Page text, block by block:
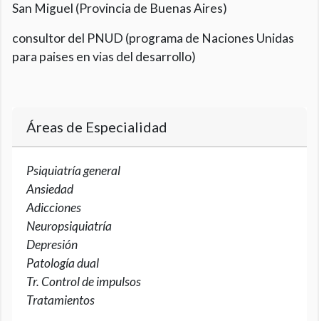
San Miguel (Provincia de Buenas Aires)
consultor del PNUD (programa de Naciones Unidas
para paises en vias del desarrollo)
Áreas de Especialidad
Psiquiatría general
Ansiedad
Adicciones
Neuropsiquiatría
Depresión
Patología dual
Tr. Control de impulsos
Tratamientos